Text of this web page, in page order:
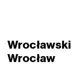
Wrocław